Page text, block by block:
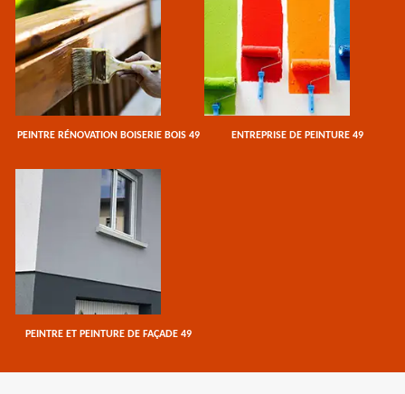
PEINTRE RÉNOVATION BOISERIE BOIS 49 ENTREPRISE DE PEINTURE 49
PEINTRE ET PEINTURE DE FAÇADE 49